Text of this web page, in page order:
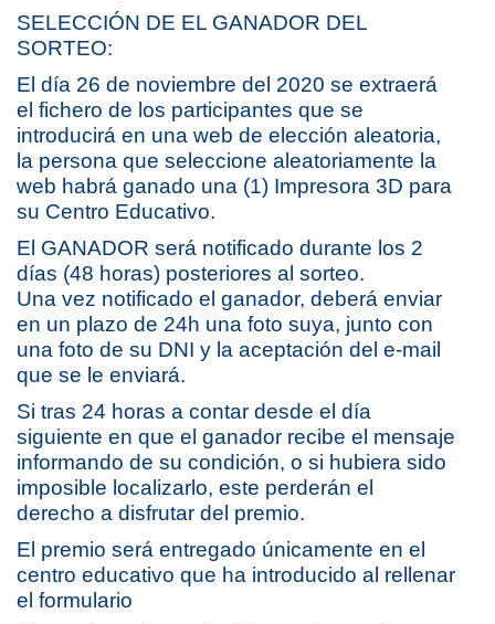
SELECCIÓN DE EL GANADOR DEL
SORTEO:
El día 26 de noviembre del 2020 se extraerá
el fichero de los participantes que se
introducirá en una web de elección aleatoria,
la persona que seleccione aleatoriamente la
web habrá ganado una (1) Impresora 3D para
su Centro Educativo.
El GANADOR será notificado durante los 2
días (48 horas) posteriores al sorteo.
Una vez notificado el ganador, deberá enviar
en un plazo de 24h una foto suya, junto con
una foto de su DNI y la aceptación del e-mail
que se le enviará.
Si tras 24 horas a contar desde el día
siguiente en que el ganador recibe el mensaje
informando de su condición, o si hubiera sido
imposible localizarlo, este perderán el
derecho a disfrutar del premio.
El premio será entregado únicamente en el
centro educativo que ha introducido al rellenar
el formulario